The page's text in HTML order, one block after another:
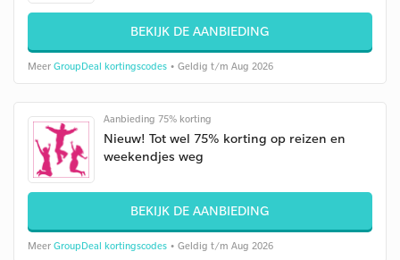
BEKIJK DE AANBIEDING
Meer GroupDeal kortingscodes • Geldig t/m Aug 2026
Aanbieding 75% korting
Nieuw! Tot wel 75% korting op reizen en
weekendjes weg
BEKIJK DE AANBIEDING
Meer GroupDeal kortingscodes • Geldig t/m Aug 2026